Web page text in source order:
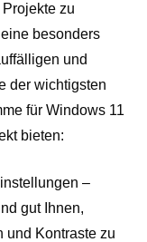
zu
besonders
und
der wichtigsten
für Windows 11
bieten:
–
gut Ihnen,
und Kontraste zu